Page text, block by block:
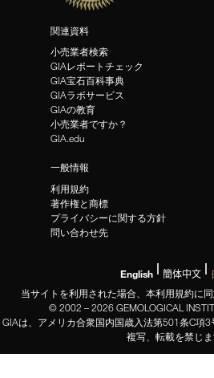
関連資料
小売業者検索
GIAレポートチェック
GIA宝石百科事典
GIAラボサービス
GIAの教育
小売業者ですか？
GIA.edu
一般情報
利用規約
著作権と商標
プライバシーに関する方針
問い合わせ先
English 簡体中文
当サイトを利用された場合、本利用規約に
© 2002 – 2026 GEMOLOGICAL
GIAは、アメリカ合衆国内国歳入法第501条C項
複写、転載を禁じま